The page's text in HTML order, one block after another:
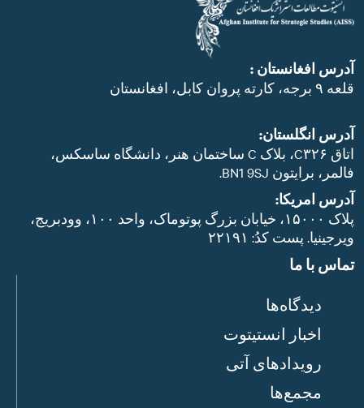
آدرس افغانستان :
قلعه ۹ برجه، کارته پروان کابل، افغانستان
آدرس انگلستان:
اتاق C۳۲۶، بلاک C ساختمان هنر، دانشگاه ساسکس،
فالمر، برایتون BN1 9SJ.
آدرس امریکا:
پلاک ۱۵۰۰۰، خیابان بزرگ پوتوماک، واحد ۱۰۰، وودبریج،
ویرجینیا. پست‌ کدُ: ۲۲۱۹۱
تماس با ما
دیدگاه‌ها
اخبار انستیتوت
رویدادهای آتی
مجمع‌ها